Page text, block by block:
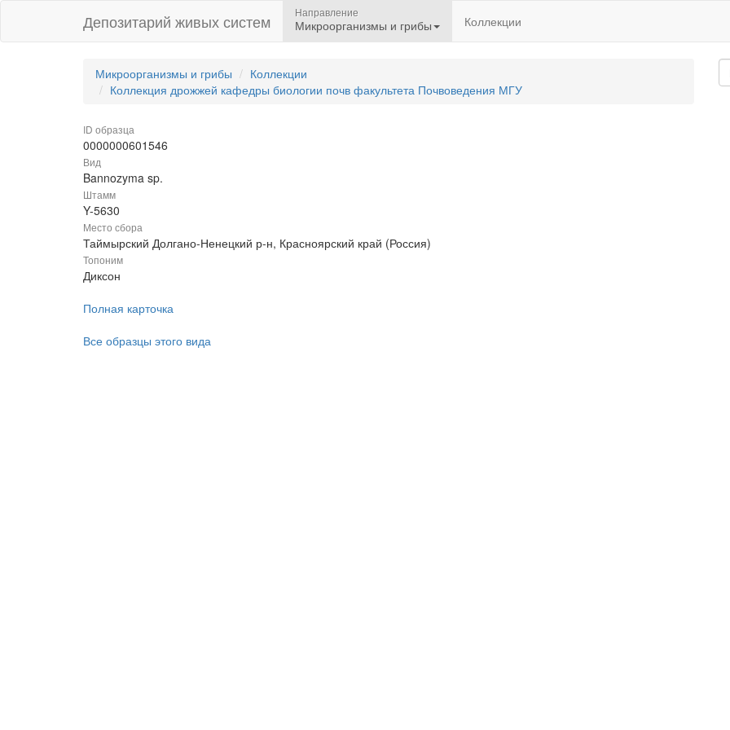
Депозитарий живых систем Направление
Микроорганизмы и грибы Коллекции
Микроорганизмы и грибы
Коллекции
Коллекция дрожжей кафедры биологии почв факультета Почвоведения МГУ
ID образца
0000000601546
Вид
Bannozyma sp.
Штамм
Y-5630
Место сбора
Таймырский Долгано-Ненецкий р-н, Красноярский край (Россия)
Топоним
Диксон
Полная карточка
Все образцы этого вида